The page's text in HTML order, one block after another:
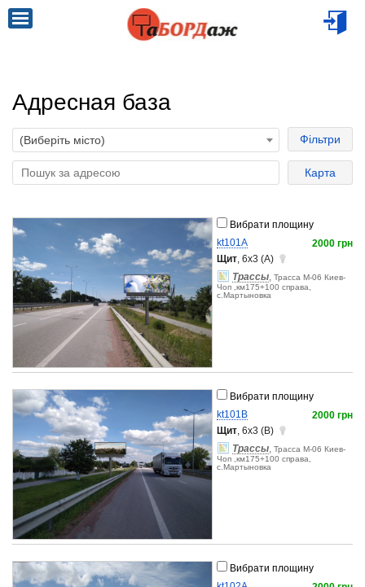
Адресная база
(Виберіть місто) Фільтри
Карта
Вибрати площину
2000 грн
kt101A
Щит, 6x3 (A)
Трассы, Трасса М-06 Киев-
Чоп ,км175+100 справа,
с.Мартыновка
Вибрати площину
2000 грн
kt101B
Щит, 6x3 (B)
Трассы, Трасса М-06 Киев-
Чоп ,км175+100 справа,
с.Мартыновка
Вибрати площину